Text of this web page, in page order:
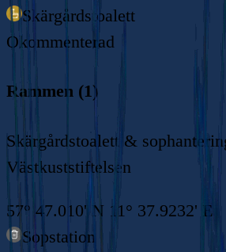
Skärgårdstoalett
Okommenterad
Rammen (1)
Skärgårdstoalett &
Västkuststiftelsen
57° 47.010' N 11° 37.9232' E
Sopstation